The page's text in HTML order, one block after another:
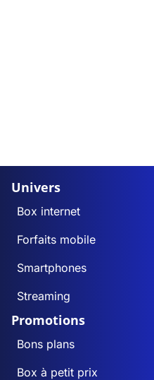
Univers
Box internet
Forfaits mobile
Smartphones
Streaming
Promotions
Bons plans
Box à petit prix